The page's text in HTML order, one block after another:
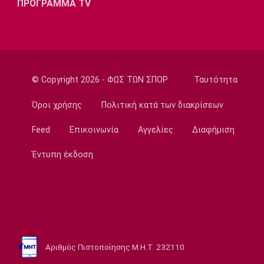
Champions League
19:03
Μπάσκετ
Ολυμπιακό και Άρη
πράγματα»
18:35
ΠΡΟΓΡΑΜΜΑ TV
© Copyright 2026 - ΦΩΣ ΤΩΝ ΣΠΟΡ Ταυτότητα
Όροι χρήσης Πολιτική κατά των διακρίσεων
Feed Επικοινωνία Αγγελίες Διαφήμιση
Έντυπη έκδοση
Αριθμός Πιστοποίησης Μ.Η.Τ. 232110